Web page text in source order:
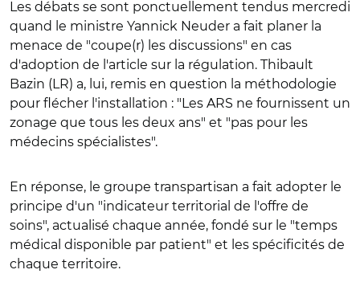
Les débats se sont ponctuellement tendus mercredi
quand le ministre Yannick Neuder a fait planer la
menace de "coupe(r) les discussions" en cas
d'adoption de l'article sur la régulation. Thibault
Bazin (LR) a, lui, remis en question la méthodologie
pour flécher l'installation : "Les ARS ne fournissent un
zonage que tous les deux ans" et "pas pour les
médecins spécialistes".
En réponse, le groupe transpartisan a fait adopter le
principe d'un "indicateur territorial de l'offre de
soins", actualisé chaque année, fondé sur le "temps
médical disponible par patient" et les spécificités de
chaque territoire.